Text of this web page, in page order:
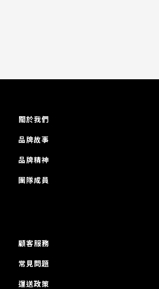
關於我們
品牌故事
品牌精神
團隊成員
顧客服務
常見問題
運送政策